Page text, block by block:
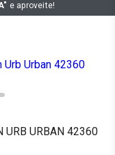
e aproveite!
URB URBAN 42360